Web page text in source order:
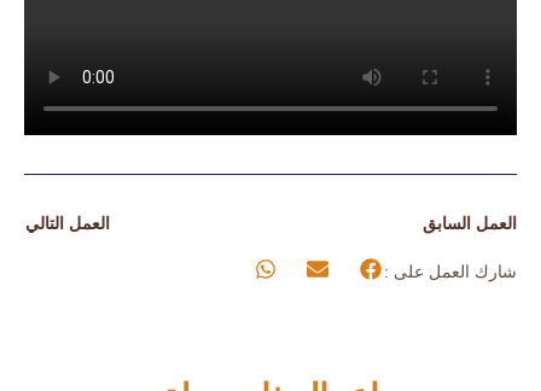
العمل السابق العمل التالي
شارك العمل على :